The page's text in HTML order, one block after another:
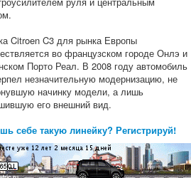
Citroen C3 для рынка Европы
во французском городе Онлэ и
Порто Реал. В 2008 году автомобиль
незначительную модернизацию, не
начинку модели, а лишь
его внешний вид.
себе такую линейку? Регистрируй!